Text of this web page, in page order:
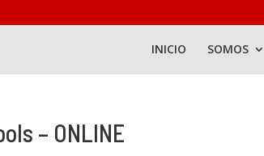
INICIO SOMOS
– ONLINE